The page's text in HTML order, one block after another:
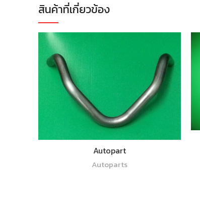
สินค้าที่เกี่ยวข้อง
Autopart
Autoparts